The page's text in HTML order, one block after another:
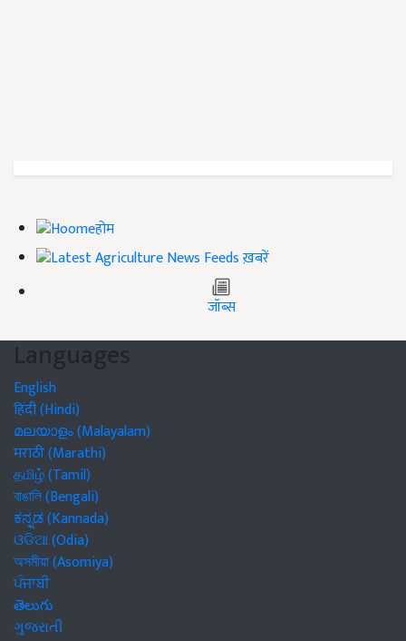
होम
ख़बरें
जॉब्स
Languages
English
हिंदी (Hindi)
മലയാളം (Malayalam)
मराठी (Marathi)
தமிழ் (Tamil)
বাঙালি (Bengali)
ಕನ್ನಡ (Kannada)
ଓଡିଆ (Odia)
অসমীয়া (Asomiya)
ਪੰਜਾਬੀ
తెలుగు
ગુજરાતી